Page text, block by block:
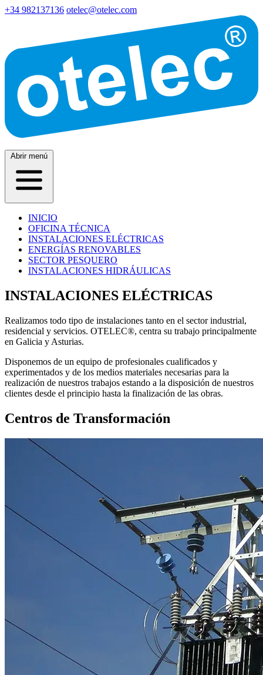
+34 982137136 otelec@otelec.com
Abrir menú
INICIO
OFICINA TÉCNICA
INSTALACIONES ELÉCTRICAS
ENERGÍAS RENOVABLES
SECTOR PESQUERO
INSTALACIONES HIDRÁULICAS
INSTALACIONES ELÉCTRICAS
Realizamos todo tipo de instalaciones tanto en el sector industrial,
residencial y servicios. OTELEC®, centra su trabajo principalmente
en Galicia y Asturias.
Disponemos de un equipo de profesionales cualificados y
experimentados y de los medios materiales necesarias para la
realización de nuestros trabajos estando a la disposición de nuestros
clientes desde el principio hasta la finalización de las obras.
Centros de Transformación